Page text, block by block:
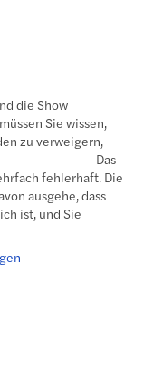
die Show
Sie wissen,
zu verweigern,
Das
fehlerhaft. Die
ausgehe, dass
ist, und Sie